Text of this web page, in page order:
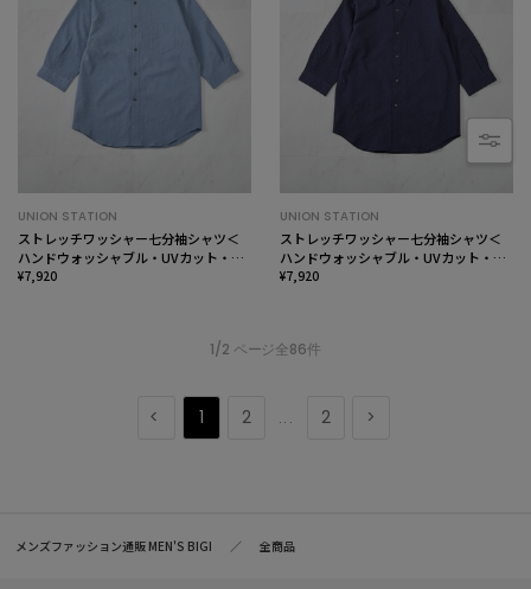
UNION STATION
ストレッチワッシャー七分袖シャツ＜
ハンドウォッシャブル・UVカット・抗
菌＞
¥7,920
UNION STATION
ストレッチワッシャー七分袖シャツ＜
ハンドウォッシャブル・UVカット・抗
菌＞
¥7,920
1/2 ページ全86件
1 2 ... 2
メンズファッション通販 MEN'S BIGI 全商品